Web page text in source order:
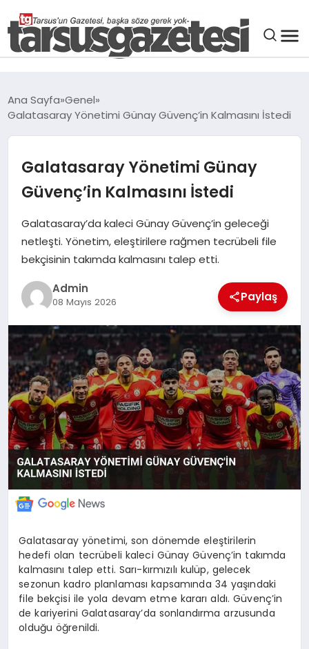
SPOR
ASAYIŞ
DÜNYA
SIYASET
EKONOMI
MERSIN
EĞITIM
İLETIŞIM
Ana Sayfa Genel
Galatasaray Yönetimi Günay Güvenç’in Kalmasını İstedi
Galatasaray Yönetimi Günay
Güvenç’in Kalmasını İstedi
Galatasaray’da kaleci Günay Güvenç’in geleceği
netleşti. Yönetim, eleştirilere rağmen tecrübeli file
bekçisinin takımda kalmasını talep etti.
Admin
08 Mayıs 2026 Paylaş
Galatasaray yönetimi, son dönemde eleştirilerin
hedefi olan tecrübeli kaleci Günay Güvenç’in takımda
kalmasını talep etti. Sarı-kırmızılı kulüp, gelecek
sezonun kadro planlaması kapsamında 34 yaşındaki
file bekçisi ile yola devam etme kararı aldı. Güvenç’in
de kariyerini Galatasaray’da sonlandırma arzusunda
olduğu öğrenildi.